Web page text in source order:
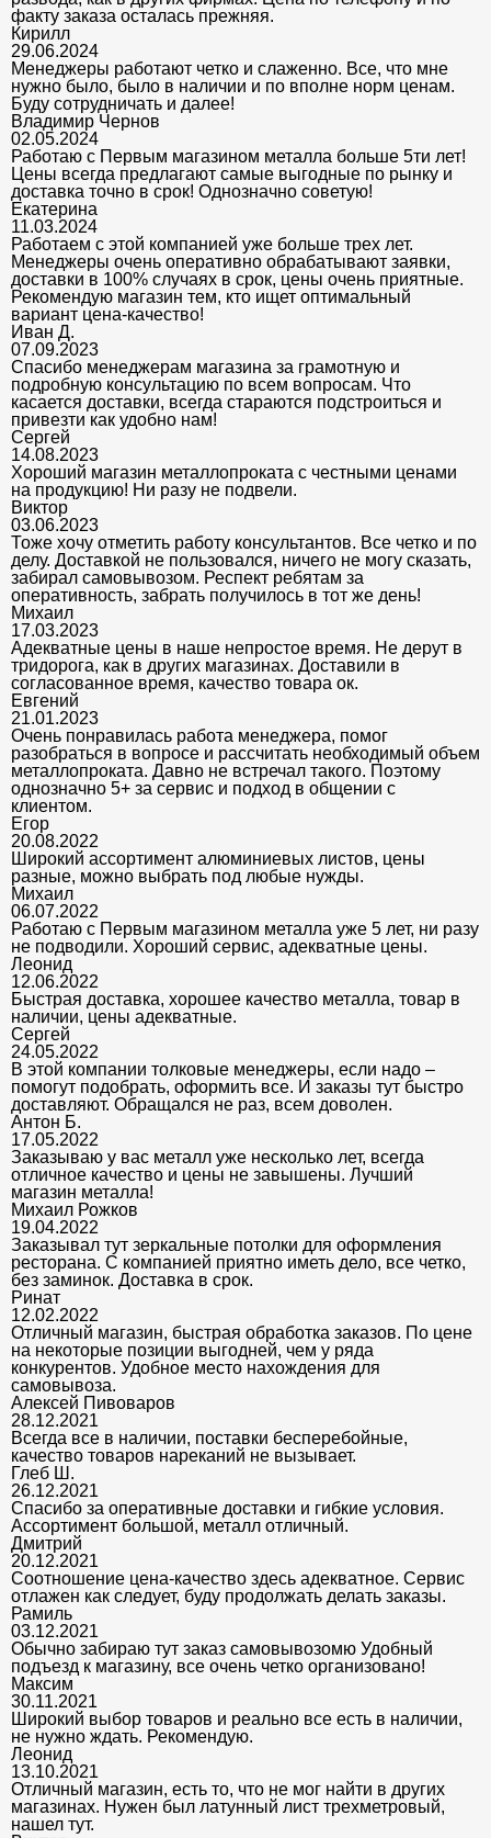
факту заказа осталась прежняя.
Кирилл
29.06.2024
Менеджеры работают четко и слаженно. Все, что мне
нужно было, было в наличии и по вполне норм ценам.
Буду сотрудничать и далее!
Владимир Чернов
02.05.2024
Работаю с Первым магазином металла больше 5ти лет!
Цены всегда предлагают самые выгодные по рынку и
доставка точно в срок! Однозначно советую!
Екатерина
11.03.2024
Работаем с этой компанией уже больше трех лет.
Менеджеры очень оперативно обрабатывают заявки,
доставки в 100% случаях в срок, цены очень приятные.
Рекомендую магазин тем, кто ищет оптимальный
вариант цена-качество!
Иван Д.
07.09.2023
Спасибо менеджерам магазина за грамотную и
подробную консультацию по всем вопросам. Что
касается доставки, всегда стараются подстроиться и
привезти как удобно нам!
Сергей
14.08.2023
Хороший магазин металлопроката с честными ценами
на продукцию! Ни разу не подвели.
Виктор
03.06.2023
Тоже хочу отметить работу консультантов. Все четко и по
делу. Доставкой не пользовался, ничего не могу сказать,
забирал самовывозом. Респект ребятам за
оперативность, забрать получилось в тот же день!
Михаил
17.03.2023
Адекватные цены в наше непростое время. Не дерут в
тридорога, как в других магазинах. Доставили в
согласованное время, качество товара ок.
Евгений
21.01.2023
Очень понравилась работа менеджера, помог
разобраться в вопросе и рассчитать необходимый объем
металлопроката. Давно не встречал такого. Поэтому
однозначно 5+ за сервис и подход в общении с
клиентом.
Егор
20.08.2022
Широкий ассортимент алюминиевых листов, цены
разные, можно выбрать под любые нужды.
Михаил
06.07.2022
Работаю с Первым магазином металла уже 5 лет, ни разу
не подводили. Хороший сервис, адекватные цены.
Леонид
12.06.2022
Быстрая доставка, хорошее качество металла, товар в
наличии, цены адекватные.
Сергей
24.05.2022
В этой компании толковые менеджеры, если надо –
помогут подобрать, оформить все. И заказы тут быстро
доставляют. Обращался не раз, всем доволен.
Антон Б.
17.05.2022
Заказываю у вас металл уже несколько лет, всегда
отличное качество и цены не завышены. Лучший
магазин металла!
Михаил Рожков
19.04.2022
Заказывал тут зеркальные потолки для оформления
ресторана. С компанией приятно иметь дело, все четко,
без заминок. Доставка в срок.
Ринат
12.02.2022
Отличный магазин, быстрая обработка заказов. По цене
на некоторые позиции выгодней, чем у ряда
конкурентов. Удобное место нахождения для
самовывоза.
Алексей Пивоваров
28.12.2021
Всегда все в наличии, поставки бесперебойные,
качество товаров нареканий не вызывает.
Глеб Ш.
26.12.2021
Спасибо за оперативные доставки и гибкие условия.
Ассортимент большой, металл отличный.
Дмитрий
20.12.2021
Соотношение цена-качество здесь адекватное. Сервис
отлажен как следует, буду продолжать делать заказы.
Рамиль
03.12.2021
Обычно забираю тут заказ самовывозомю Удобный
подъезд к магазину, все очень четко организовано!
Максим
30.11.2021
Широкий выбор товаров и реально все есть в наличии,
не нужно ждать. Рекомендую.
Леонид
13.10.2021
Отличный магазин, есть то, что не мог найти в других
магазинах. Нужен был латунный лист трехметровый,
нашел тут.